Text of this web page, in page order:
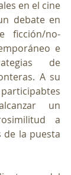
en el cine
debate en
ficción/no-
e
de
A su
un
a
de la puesta